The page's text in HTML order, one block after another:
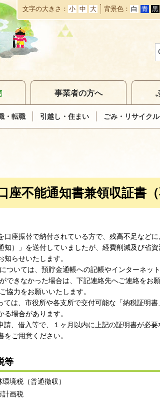
本
文
へ
移
動
文字の大きさ 小 中 大 背景色 白 青 黒
・転職 引越し・住まい ごみ・リサイクル
事業者の方へ
座不能通知書兼領収証書
座振替で納付されている方で、残高不足など
知）」を送付していましたが、経費削減及び省
知らせいたします。
いては、預貯金通帳への記帳やインターネッ
きなかった場合は、下記連絡先へご連絡をお願
力をお願いいたします。
は、市役所や各支所で交付可能な「納税証明書
場合があります。
、借入等で、１ヶ月以内に上記の証明書が必
をご用意ください。
等
境税（普通徴収）
計画税